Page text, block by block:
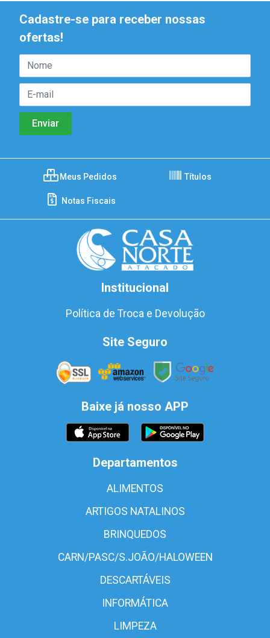
Cadastre-se para receber nossas
ofertas!
Meus Pedidos Títulos
Notas Fiscais
Institucional
Política de Troca e Devolução
Site Seguro
Baixe já nosso APP
Departamentos
ALIMENTOS
ARTIGOS NATALINOS
BRINQUEDOS
CARN/PASC/S.JOÃO/HALOWEEN
DESCARTÁVEIS
INFORMÁTICA
LIMPEZA